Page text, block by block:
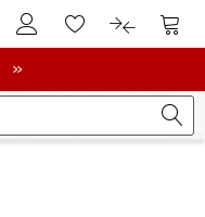
Al conto clienteAlla lista
Al Al
»